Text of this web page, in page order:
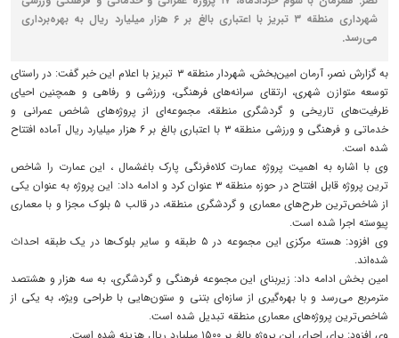
شهرداری منطقه ۳ تبریز با اعتباری بالغ بر ۶ هزار میلیارد ریال به بهره‌برداری
می‌رسد.
به گزارش نصر، آرمان امین‌بخش، شهردار منطقه ۳ تبریز با اعلام این خبر گفت: در راستای
توسعه متوازن شهری، ارتقای سرانه‌های فرهنگی، ورزشی و رفاهی و همچنین احیای
ظرفیت‌های تاریخی و گردشگری منطقه، مجموعه‌ای از پروژه‌های شاخص عمرانی و
خدماتی و فرهنگی و ورزشی منطقه ۳ با اعتباری بالغ بر ۶ هزار میلیارد ریال آماده افتتاح
شده است.
وی با اشاره به اهمیت پروژه عمارت کلاه‌فرنگی پارک باغشمال ، این عمارت را شاخص
ترین پروژه قابل افتتاح در حوزه منطقه ۳ عنوان کرد و ادامه داد: این پروژه به عنوان یکی
از شاخص‌ترین طرح‌های معماری و گردشگری منطقه، در قالب ۵ بلوک مجزا و با معماری
پیوسته اجرا شده است.
وی افزود: هسته مرکزی این مجموعه در ۵ طبقه و سایر بلوک‌ها در یک طبقه احداث
شده‌اند.
امین بخش ادامه داد: زیربنای این مجموعه فرهنگی و گردشگری، به سه هزار و هشتصد
مترمربع می‌رسد و با بهره‌گیری از سازه‌ای بتنی و ستون‌هایی با طراحی ویژه، به یکی از
شاخص‌ترین پروژه‌های معماری منطقه تبدیل شده است.